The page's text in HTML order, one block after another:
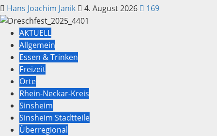
Hans Joachim Janik 4. August 2026 169
AKTUELL
Allgemein
Essen & Trinken
Freizeit
Orte
Rhein-Neckar-Kreis
Sinsheim
Sinsheim Stadtteile
Überregional